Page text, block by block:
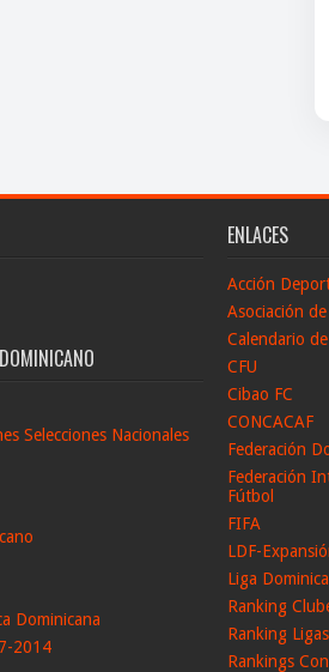
Selecciones Nacionales
Dominicana
2014
ENLACES
Acción
Asociación
Calendario
CFU
Cibao FC
CONCACAF
Federación
Federación
Fútbol
FIFA
LDF-
Liga
Ranking
Ranking
Rankings